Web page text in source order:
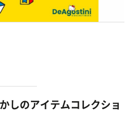
しのアイテムコレクショ